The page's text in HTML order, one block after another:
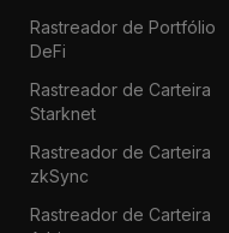
Rastreador de Portfólio
DeFi
Rastreador de Carteira
Starknet
Rastreador de Carteira
zkSync
Rastreador de Carteira